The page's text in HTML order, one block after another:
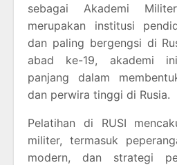
sebagai Akademi
merupakan institusi
dan paling bergengsi di
abad ke-19, akademi
panjang dalam
dan perwira tinggi di Rusia.
Pelatihan di RUSI
militer, termasuk
modern, dan strategi